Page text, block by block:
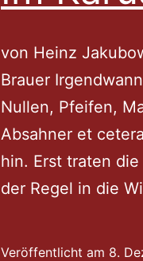
von Heinz
Brauer
Nullen, Pfeifen,
Absahner et
hin. Erst traten die
der Regel in die
Veröffentlicht am 8.